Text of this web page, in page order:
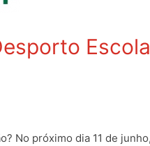
No próximo dia 11 de